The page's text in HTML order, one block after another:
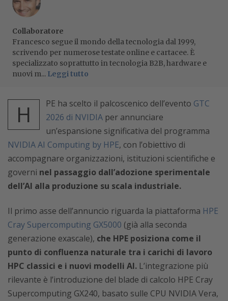
Collaboratore
Francesco segue il mondo della tecnologia dal 1999,
scrivendo per numerose testate online e cartacee. È
specializzato soprattutto in tecnologia B2B, hardware e
nuovi m... Leggi tutto
H PE ha scelto il palcoscenico dell’evento GTC
2026 di NVIDIA per annunciare
un’espansione significativa del programma
NVIDIA AI Computing by HPE, con l’obiettivo di
accompagnare organizzazioni, istituzioni scientifiche e
governi nel passaggio dall’adozione sperimentale
dell’AI alla produzione su scala industriale.
Il primo asse dell’annuncio riguarda la piattaforma HPE
Cray Supercomputing GX5000 (già alla seconda
generazione exascale), che HPE posiziona come il
punto di confluenza naturale tra i carichi di lavoro
HPC classici e i nuovi modelli AI. L’integrazione più
rilevante è l’introduzione del blade di calcolo HPE Cray
Supercomputing GX240, basato sulle CPU NVIDIA Vera,